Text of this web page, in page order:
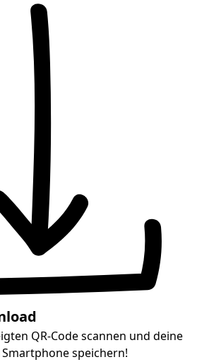
QR-Code scannen und deine
speichern!